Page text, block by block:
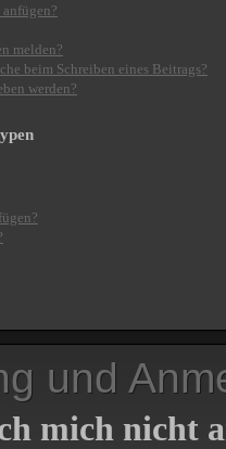
melden?
beim Schreiben eines Beitrags?
werden?
und
mich nicht